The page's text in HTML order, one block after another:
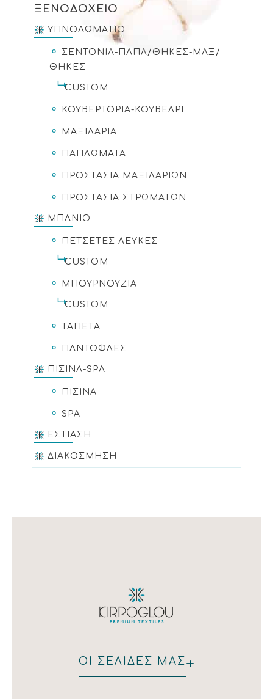
ΞΕΝΟΔΟΧΕΙΟ
ΥΠΝΟΔΩΜΑΤΙΟ
ΣΕΝΤΟΝΙΑ-ΠΑΠΛ/ΘΗΚΕΣ-ΜΑΞ/
ΘΗΚΕΣ
CUSTOM
ΚΟΥΒΕΡΤΟΡΙΑ-ΚΟΥΒΕΛΡΙ
ΜΑΞΙΛΑΡΙΑ
ΠΑΠΛΩΜΑΤΑ
ΠΡΟΣΤΑΣΙΑ ΜΑΞΙΛΑΡΙΩΝ
ΠΡΟΣΤΑΣΙΑ ΣΤΡΩΜΑΤΩΝ
ΜΠΑΝΙΟ
ΠΕΤΣΕΤΕΣ ΛΕΥΚΕΣ
CUSTOM
ΜΠΟΥΡΝΟΥΖΙΑ
CUSTOM
ΤΑΠΕΤΑ
ΠΑΝΤΟΦΛΕΣ
ΠΙΣΙΝΑ-SPA
ΠΙΣΙΝΑ
SPA
ΕΣΤΙΑΣΗ
ΔΙΑΚΟΣΜΗΣΗ
ΟΙ ΣΕΛΙΔΕΣ ΜΑΣ +